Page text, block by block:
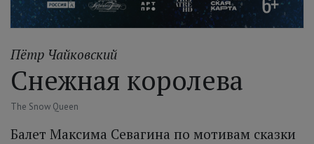
Пётр Чайковский
Снежная королева
The Snow Queen
Балет Максима Севагина по мотивам сказки